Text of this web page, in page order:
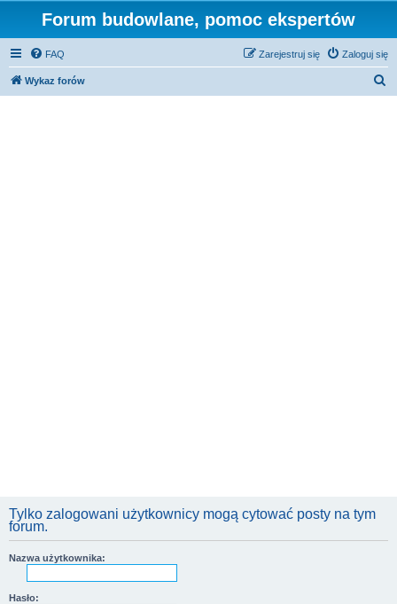
Forum budowlane, pomoc ekspertów
FAQ Zaloguj się
Zarejestruj się
Wykaz forów
Tylko zalogowani użytkownicy mogą cytować posty na tym
forum.
Nazwa użytkownika:
Hasło: